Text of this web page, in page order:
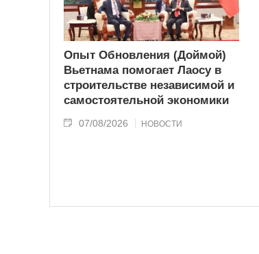
Опыт Обновления (Доймой)
Вьетнама помогает Лаосу в
строительстве независимой и
самостоятельной экономики
07/08/2026 НОВОСТИ